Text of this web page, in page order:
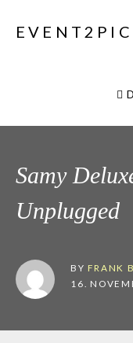
Samy
Unplugged
BY FRANK
16.